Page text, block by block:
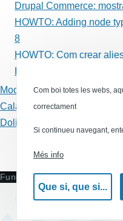
Drupal Commerce:
HOWTO: Adding node
8
HOWTO: Com crear
HOWTO: jump menus in
Moodle
Calaix de sastre
Dolibarr
Funciona amb
Com boi totes les webs,
correctament
Si continueu navegant,
Més info
Que si, que si...